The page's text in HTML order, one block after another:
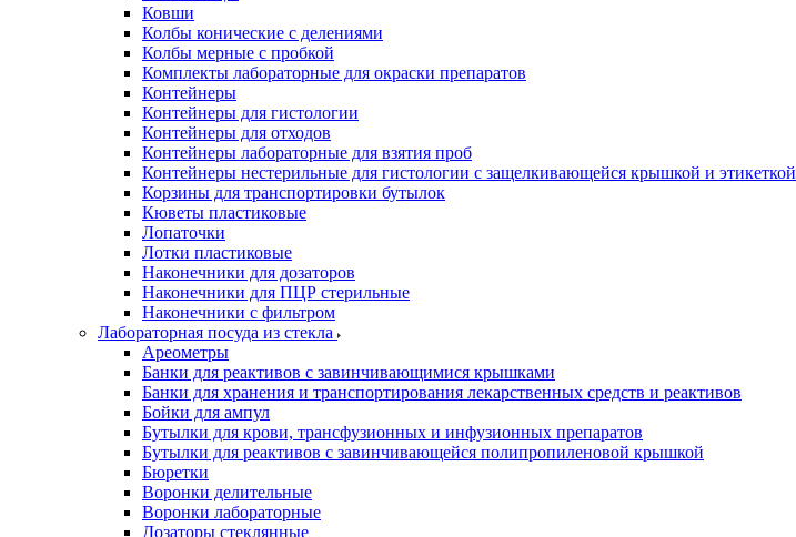
Ковши
Колбы конические с делениями
Колбы мерные с пробкой
Комплекты лабораторные для окраски препаратов
Контейнеры
Контейнеры для гистологии
Контейнеры для отходов
Контейнеры лабораторные для взятия проб
Контейнеры нестерильные для гистологии с защелкивающейся крышкой и этикеткой
Корзины для транспортировки бутылок
Кюветы пластиковые
Лопаточки
Лотки пластиковые
Наконечники для дозаторов
Наконечники для ПЦР стерильные
Наконечники с фильтром
Лабораторная посуда из стекла
Ареометры
Банки для реактивов с завинчивающимися крышками
Банки для хранения и транспортирования лекарственных средств и реактивов
Бойки для ампул
Бутылки для крови, трансфузионных и инфузионных препаратов
Бутылки для реактивов с завинчивающейся полипропиленовой крышкой
Бюретки
Воронки делительные
Воронки лабораторные
Дозаторы стеклянные